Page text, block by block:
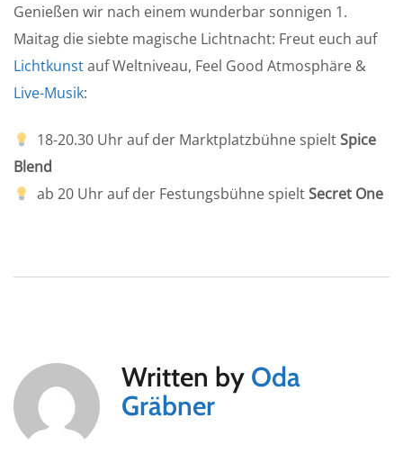
Genießen wir nach einem wunderbar sonnigen 1.
Maitag die siebte magische Lichtnacht: Freut euch auf
Lichtkunstauf Weltniveau, Feel Good Atmosphäre &
Live-Musik:
18-20.30 Uhr auf der Marktplatzbühne spieltSpice
Blend
ab 20 Uhr auf der Festungsbühne spieltSecret One
Written by Oda
Gräbner